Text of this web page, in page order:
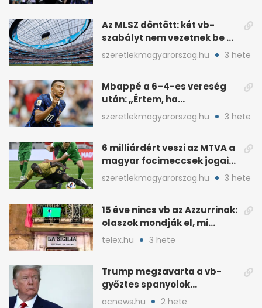
Az MLSZ döntött: két vb-
szabályt nem vezetnek be az
NB I-ben
szeretlekmagyarorszag.hu 3 hete
Mbappé a 6–4-es vereség
után: „Értem, ha
pofátlanságnak tűnt”
szeretlekmagyarorszag.hu 3 hete
6 milliárdért veszi az MTVA a
magyar focimeccsek jogait
a 2026–27-es idényre
szeretlekmagyarorszag.hu 3 hete
15 éve nincs vb az Azzurrinak:
olaszok mondják el, mi
romlott el
telex.hu 3 hete
Trump megzavarta a vb-
győztes spanyolok
ünneplését a trófeaátadón
acnews.hu 2 hete